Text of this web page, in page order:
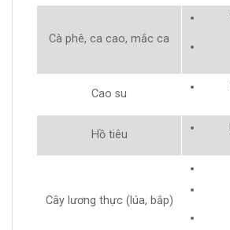
Cà phê, ca cao, mắc ca
Cao su
Hồ tiêu
Cây lương thực (lúa, bắp)